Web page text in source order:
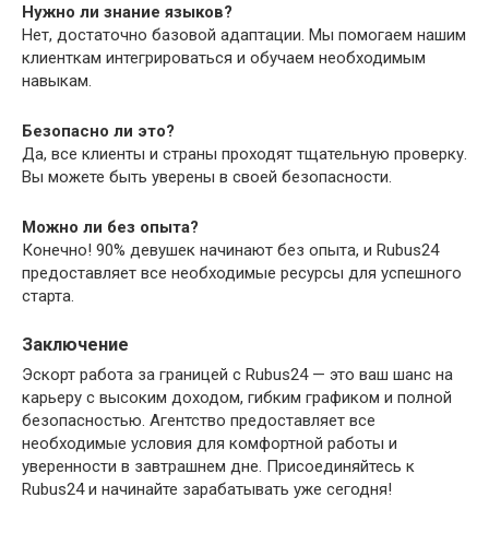
Нужно ли знание языков?
Нет, достаточно базовой адаптации. Мы помогаем нашим
клиенткам интегрироваться и обучаем необходимым
навыкам.
Безопасно ли это?
Да, все клиенты и страны проходят тщательную проверку.
Вы можете быть уверены в своей безопасности.
Можно ли без опыта?
Конечно! 90% девушек начинают без опыта, и Rubus24
предоставляет все необходимые ресурсы для успешного
старта.
Заключение
Эскорт работа за границей с Rubus24 — это ваш шанс на
карьеру с высоким доходом, гибким графиком и полной
безопасностью. Агентство предоставляет все
необходимые условия для комфортной работы и
уверенности в завтрашнем дне. Присоединяйтесь к
Rubus24 и начинайте зарабатывать уже сегодня!